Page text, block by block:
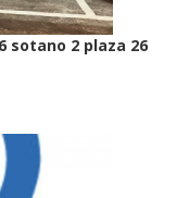
sotano 2 plaza 26